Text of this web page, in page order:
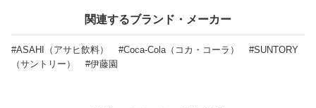
関連するブランド・メーカー
#ASAHI（アサヒ飲料） #Coca-Cola（コカ・コーラ）
#SUNTORY
（サントリー）
#伊藤園